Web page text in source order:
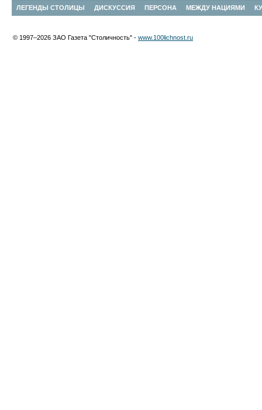
ЛЕГЕНДЫ СТОЛИЦЫ ДИСКУССИЯ ПЕРСОНА МЕЖДУ НАЦИЯМИ
© 1997–2026 ЗАО Газета "Столичность" - www.100lichnost.ru